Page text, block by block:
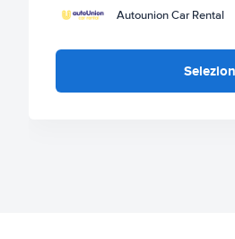
Autounion Car Rental